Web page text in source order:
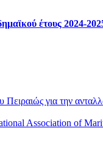
έτους 2024-
για την
Association of